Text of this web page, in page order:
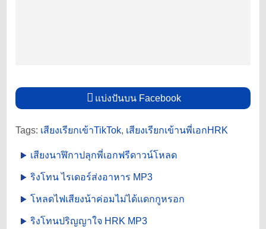
แบ่งปันบน Facebook
Tags: เสียงเรียกเข้าTikTok, เสียงเรียกเข้านพี่เอกHRK
เสียงนาฬิกาปลุกพี่เอกฟรีดาวน์โหลด
ริงโทน ไรเดอร์ส่งอาหาร MP3
โหลดไฟเสียงน้าค่อมไม่ได้แดกกูหรอก
ริงโทนปริญญาใจ HRK MP3